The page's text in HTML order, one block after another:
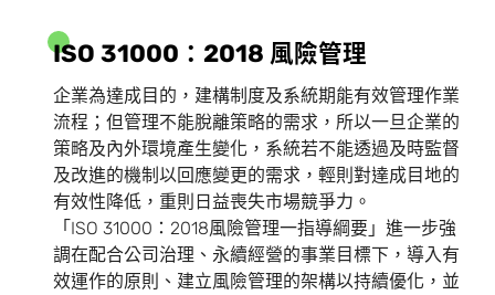
ISO 31000 ： 2018 風險管理
企業為達成目的，建構制度及系統期能有效管理作業
流程；但管理不能脫離策略的需求，所以一旦企業的
策略及內外環境產生變化，系統若不能透過及時監督
及改進的機制以回應變更的需求，輕則對達成目地的
有效性降低，重則日益喪失市場競爭力。
「ISO 31000：2018風險管理一指導綱要」進一步強
調在配合公司治理、永續經營的事業目標下，導入有
效運作的原則、建立風險管理的架構以持續優化，並